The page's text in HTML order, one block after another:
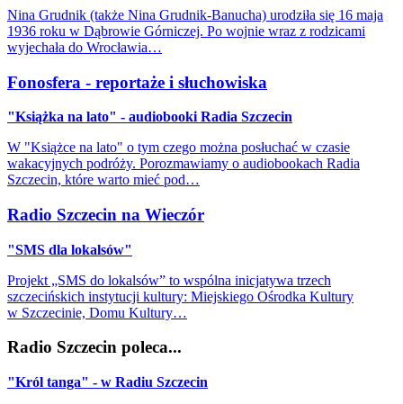
Nina Grudnik (także Nina Grudnik-Banucha) urodziła się 16 maja
1936 roku w Dąbrowie Górniczej. Po wojnie wraz z rodzicami
wyjechała do Wrocławia…
Fonosfera - reportaże i słuchowiska
"Książka na lato" - audiobooki Radia Szczecin
W "Książce na lato" o tym czego można posłuchać w czasie
wakacyjnych podróży. Porozmawiamy o audiobookach Radia
Szczecin, które warto mieć pod…
Radio Szczecin na Wieczór
"SMS dla lokalsów"
Projekt „SMS do lokalsów” to wspólna inicjatywa trzech
szczecińskich instytucji kultury: Miejskiego Ośrodka Kultury
w Szczecinie, Domu Kultury…
Radio Szczecin poleca...
"Król tanga" - w Radiu Szczecin